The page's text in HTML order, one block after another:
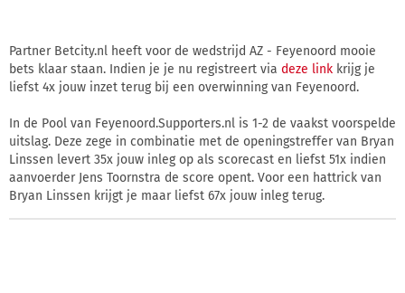
Partner Betcity.nl heeft voor de wedstrijd AZ - Feyenoord mooie
bets klaar staan. Indien je je nu registreert via deze link krijg je
liefst 4x jouw inzet terug bij een overwinning van Feyenoord.
In de Pool van Feyenoord.Supporters.nl is 1-2 de vaakst voorspelde
uitslag. Deze zege in combinatie met de openingstreffer van Bryan
Linssen levert 35x jouw inleg op als scorecast en liefst 51x indien
aanvoerder Jens Toornstra de score opent. Voor een hattrick van
Bryan Linssen krijgt je maar liefst 67x jouw inleg terug.